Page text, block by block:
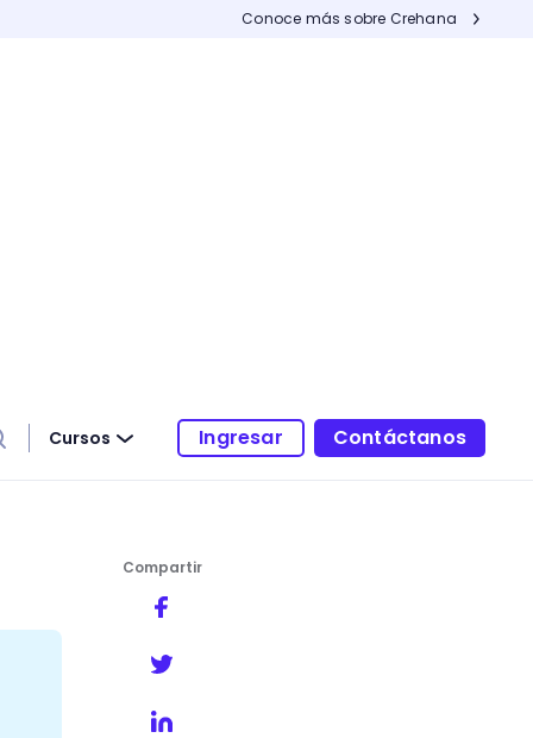
Conoce más sobre Crehana
Cursos Ingresar Contáctanos
nuevos clientes
Compartir